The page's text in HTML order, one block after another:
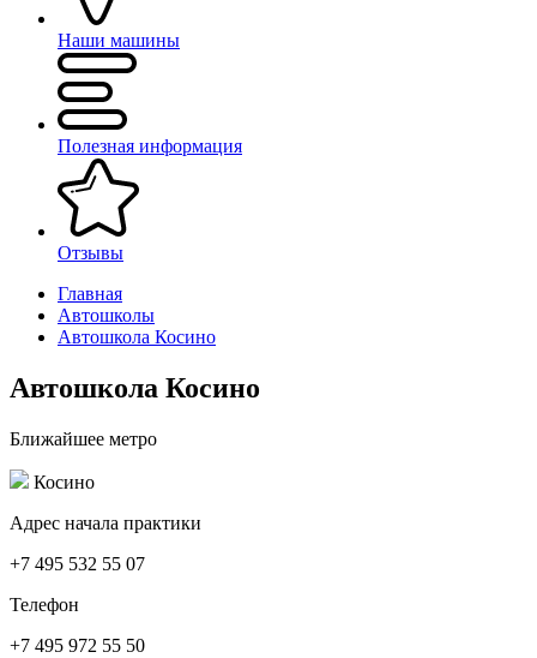
Наши машины
Полезная информация
Отзывы
Главная
Автошколы
Автошкола Косино
Автошкола Косино
Ближайшее метро
Косино
Адрес начала практики
+7 495 532 55 07
Телефон
+7 495 972 55 50